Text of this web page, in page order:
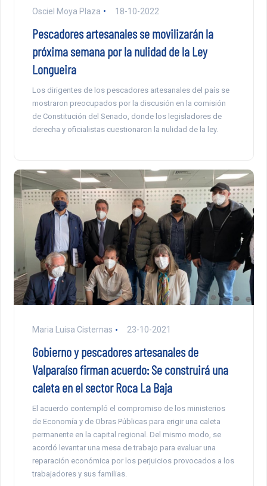
Osciel Moya Plaza 18-10-2022
Pescadores artesanales se movilizarán la
próxima semana por la nulidad de la Ley
Longueira
Los dirigentes de los pescadores artesanales del país se
mostraron preocupados por la discusión en la comisión
de Constitución del Senado, donde los legisladores de
derecha y oficialistas cuestionaron la nulidad de la ley.
Maria Luisa Cisternas 23-10-2021
Gobierno y pescadores artesanales de
Valparaíso firman acuerdo: Se construirá una
caleta en el sector Roca La Baja
El acuerdo contempló el compromiso de los ministerios
de Economía y de Obras Públicas para erigir una caleta
permanente en la capital regional. Del mismo modo, se
acordó levantar una mesa de trabajo para evaluar una
reparación económica por los perjuicios provocados a los
trabajadores y sus familias.